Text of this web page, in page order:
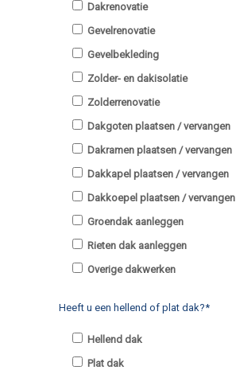
Dakrenovatie
Gevelrenovatie
Gevelbekleding
Zolder- en dakisolatie
Zolderrenovatie
Dakgoten plaatsen / vervangen
Dakramen plaatsen / vervangen
Dakkapel plaatsen / vervangen
Dakkoepel plaatsen / vervangen
Groendak aanleggen
Rieten dak aanleggen
Overige dakwerken
Heeft u een hellend of plat dak?*
Hellend dak
Plat dak